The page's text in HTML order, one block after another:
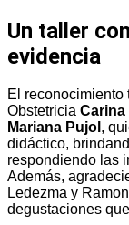
Un taller
evidencia
El reconocimiento
Obstetricia Carina
Mariana Pujol ,
didáctico,
respondiendo las
Además,
Ledezma y
degustaciones